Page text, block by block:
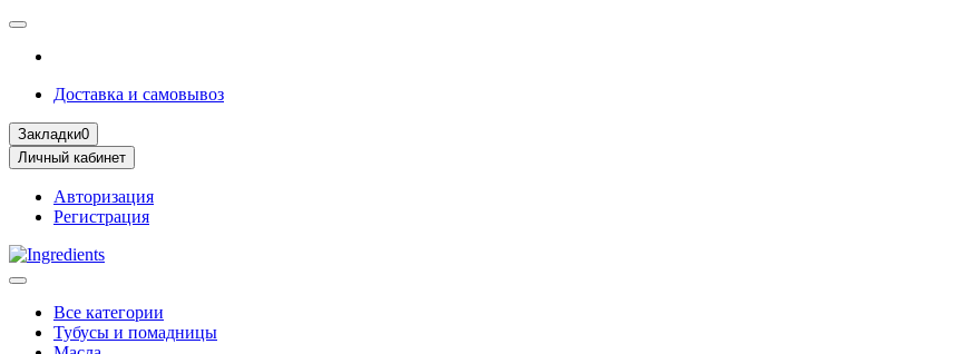
Доставка и самовывоз
Закладки0
Личный кабинет
Авторизация
Регистрация
Все категории
Тубусы и помадницы